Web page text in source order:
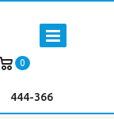
0
444-366